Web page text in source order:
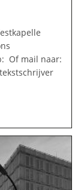
Of mail naar: